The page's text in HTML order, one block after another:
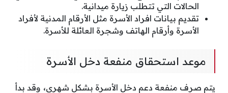
الحالات التي تتطلب زيارة ميدانية.
تقديم بيانات افراد الأسرة مثل الأرقام المدنية لأفراد
الأسرة وأرقام الهاتف وشجرة العائلة للأسرة.
موعد استحقاق منفعة دخل الأسرة
يتم صرف منفعة دعم دخل الأسرة بشكل شهري، وقد بدأ